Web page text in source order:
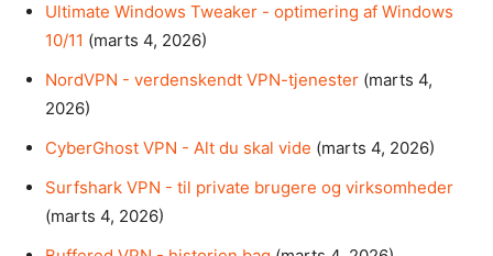
Ultimate Windows Tweaker - optimering af Windows
10/11 (marts 4, 2026)
NordVPN - verdenskendt VPN-tjenester (marts 4,
2026)
CyberGhost VPN - Alt du skal vide (marts 4, 2026)
Surfshark VPN - til private brugere og virksomheder
(marts 4, 2026)